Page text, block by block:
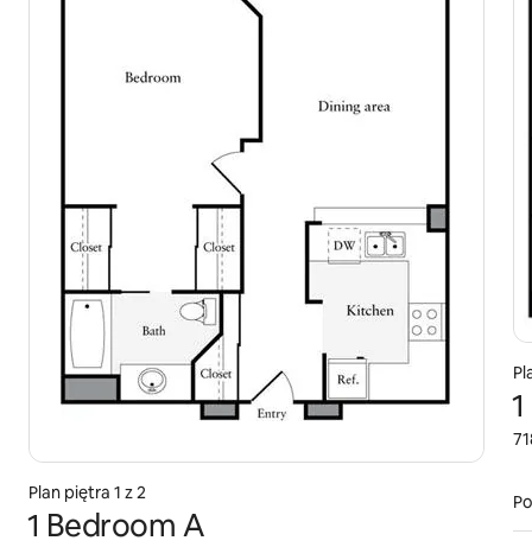
Plan piętra 1 z 2
1 Bedroom A